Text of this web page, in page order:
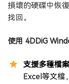
損壞的硬碟中恢
找回。
使用 4DDiG
支援多種檔
Excel等文檔